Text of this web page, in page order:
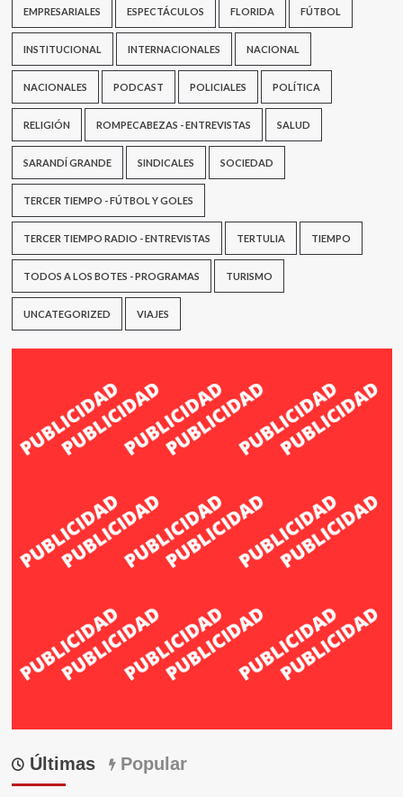
EMPRESARIALES ESPECTÁCULOS FLORIDA FÚTBOL
INSTITUCIONAL INTERNACIONALES NACIONAL
NACIONALES PODCAST POLICIALES POLÍTICA
RELIGIÓN ROMPECABEZAS - ENTREVISTAS SALUD
SARANDÍ GRANDE SINDICALES SOCIEDAD
TERCER TIEMPO - FÚTBOL Y GOLES
TERCER TIEMPO RADIO - ENTREVISTAS TERTULIA TIEMPO
TODOS A LOS BOTES - PROGRAMAS TURISMO
UNCATEGORIZED VIAJES
Últimas Popular